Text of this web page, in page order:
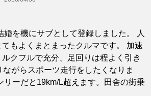
婚を機にサブとして登録しました。 人
もよくまとまったクルマです。 加速
クフルで充分、足回りは程よく引き
がらスポーツ走行をしたくなりま
リーだと19km/L超えます。田舎の街乗